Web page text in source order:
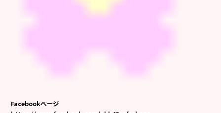
Facebookページ